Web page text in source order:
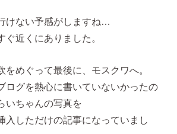
けない予感がしますね…
ぐ近くにありました。
をめぐって最後に、モスクワへ。
ログを熱心に書いていないかったの
いちゃんの写真を
入しただけの記事になっていまし